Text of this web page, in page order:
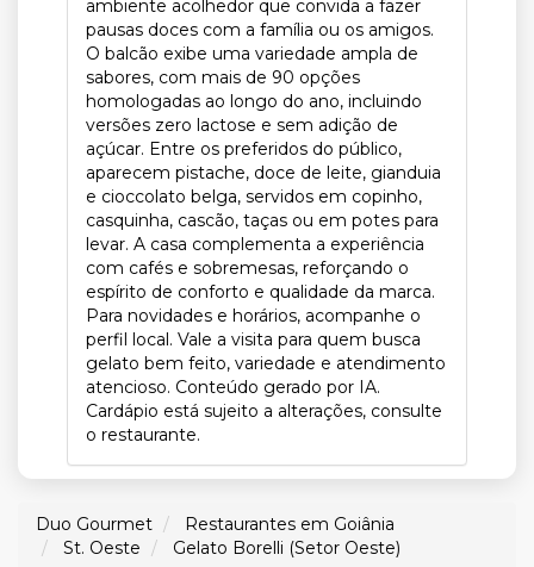
ambiente acolhedor que convida a fazer
pausas doces com a família ou os amigos.
O balcão exibe uma variedade ampla de
sabores, com mais de 90 opções
homologadas ao longo do ano, incluindo
versões zero lactose e sem adição de
açúcar. Entre os preferidos do público,
aparecem pistache, doce de leite, gianduia
e cioccolato belga, servidos em copinho,
casquinha, cascão, taças ou em potes para
levar. A casa complementa a experiência
com cafés e sobremesas, reforçando o
espírito de conforto e qualidade da marca.
Para novidades e horários, acompanhe o
perfil local. Vale a visita para quem busca
gelato bem feito, variedade e atendimento
atencioso. Conteúdo gerado por IA.
Cardápio está sujeito a alterações, consulte
o restaurante.
Duo Gourmet
Restaurantes em Goiânia
St. Oeste
Gelato Borelli (Setor Oeste)